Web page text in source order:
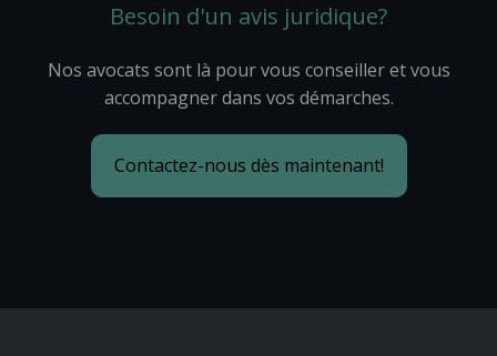
Besoin d'un avis juridique?
Nos avocats sont là pour vous conseiller et vous
accompagner dans vos démarches.
Contactez-nous dès maintenant!